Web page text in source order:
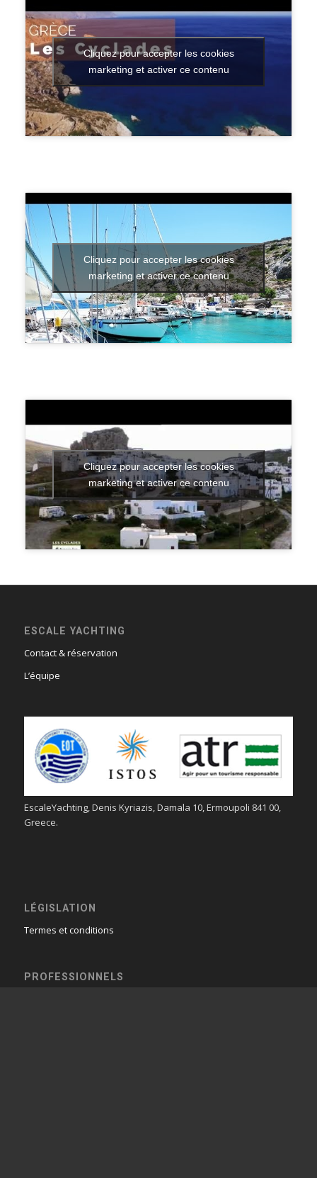
Cliquez pour accepter les cookies
marketing et activer ce contenu
Cliquez pour accepter les cookies
marketing et activer ce contenu
Cliquez pour accepter les cookies
marketing et activer ce contenu
ESCALE YACHTING
Contact & réservation
L’équipe
EscaleYachting, Denis Kyriazis, Damala 10, Ermoupoli 841 00,
Greece.
LÉGISLATION
Termes et conditions
PROFESSIONNELS